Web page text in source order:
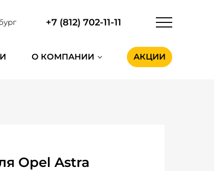
+7 (812) 702-11-11
О КОМПАНИИ АКЦИИ
Opel Astra